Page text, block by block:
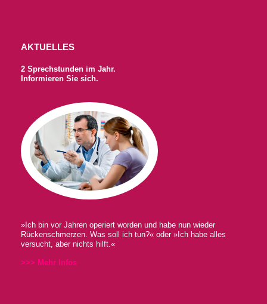
AKTUELLES
2 Sprechstunden im Jahr.
Informieren Sie sich.
»Ich bin vor Jahren operiert worden und habe nun wieder
Rückenschmerzen. Was soll ich tun?« oder »Ich habe alles
versucht, aber nichts hilft.«
>>> Mehr Infos